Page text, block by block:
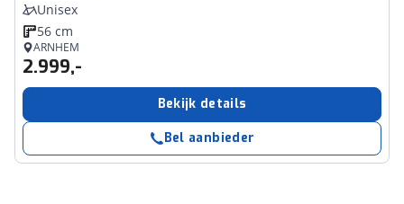
Unisex
56 cm
ARNHEM
2.999,-
Bekijk details
Bel aanbieder